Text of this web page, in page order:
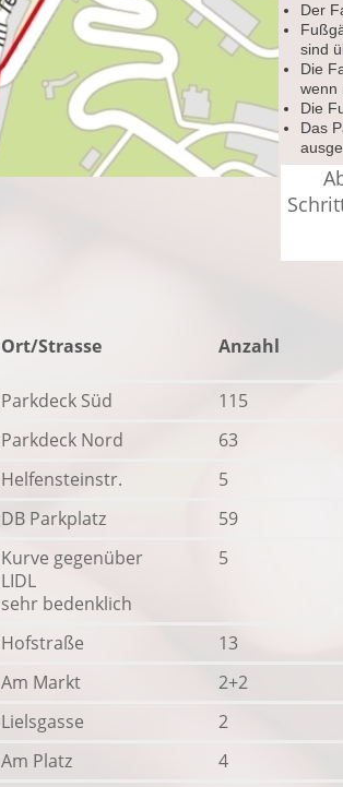
Der
sind
Die
wenn
Die
Das
Ort/Strasse Anzahl
Parkdeck Süd 115
Parkdeck Nord 63
Helfensteinstr. 5
DB Parkplatz 59
Kurve gegenüber
LIDL
sehr bedenklich
5
Hofstraße 13
Am Markt 2+2
Lielsgasse 2
Am Platz 4